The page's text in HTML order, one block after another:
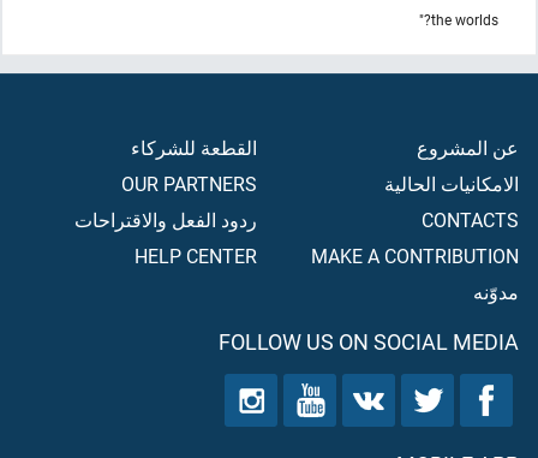
the worlds?"
عن المشروع
الامكانيات الحالية
CONTACTS
MAKE A CONTRIBUTION
مدوّنه
القطعة للشركاء
OUR PARTNERS
ردود الفعل والاقتراحات
HELP CENTER
FOLLOW US ON SOCIAL MEDIA